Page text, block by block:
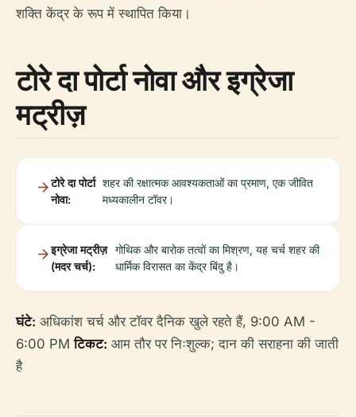
शक्ति केंद्र के रूप में स्थापित किया।
टोरे दा पोर्टा नोवा और इग्रेजा
मट्रीज़
टोरे दा पोर्टा
नोवा:
शहर की रक्षात्मक आवश्यकताओं का प्रमाण, एक जीवित
मध्यकालीन टॉवर।
इग्रेजा मट्रीज़
(मदर चर्च):
गोथिक और बारोक तत्वों का मिश्रण, यह चर्च शहर की
धार्मिक विरासत का केंद्र बिंदु है।
घंटे: अधिकांश चर्च और टॉवर दैनिक खुले रहते हैं, 9:00 AM -
6:00 PMटिकट: आम तौर पर निःशुल्क; दान की सराहना की जाती
है